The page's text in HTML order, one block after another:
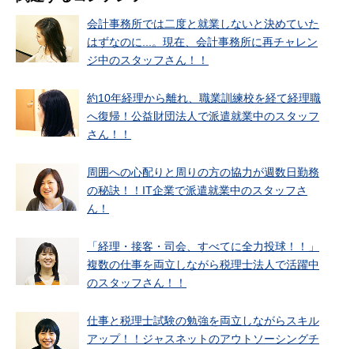
会計事務所では二度と就業しないと決めていた
はずなのに...。現在、会計事務所に再チャレン
ジ中のスタッフさん！！
約10年経理から離れ、職業訓練校を経て経理職
へ復帰！公益財団法人で派遣就業中のスタッフ
さん！！
周囲への心配りと周りの方の協力が週数日勤務
の秘訣！！IT企業で派遣就業中のスタッフさ
ん！
「経理・接客・司会、すべてに全力投球！！」
複数の仕事を両立しながら税理士法人で活躍中
のスタッフさん！！
仕事と税理士試験の勉強を両立しながらスキル
アップ！！ジャスネットのアウトソーシングチ